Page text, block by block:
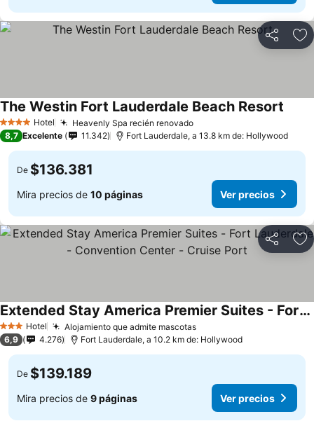
Compartir
4 EstrellasHotel Heavenly Spa recién renovado
The Westin Fort Lauderdale Beach Resort
8,7 Excelente 11.342 Fort Lauderdale, a 13.8 km de: Hollywood
De $136.381
Mira precios de 10 páginas Ver precios
Compartir
3 Estrellas
Hotel Alojamiento que admite mascotas
Extended Stay America Premier Suites - Fort Lauderdale - Convention Center - Cruise Port
6,9 4.276 Fort Lauderdale, a 10.2 km de: Hollywood
De $139.189
Mira precios de 9 páginas Ver precios